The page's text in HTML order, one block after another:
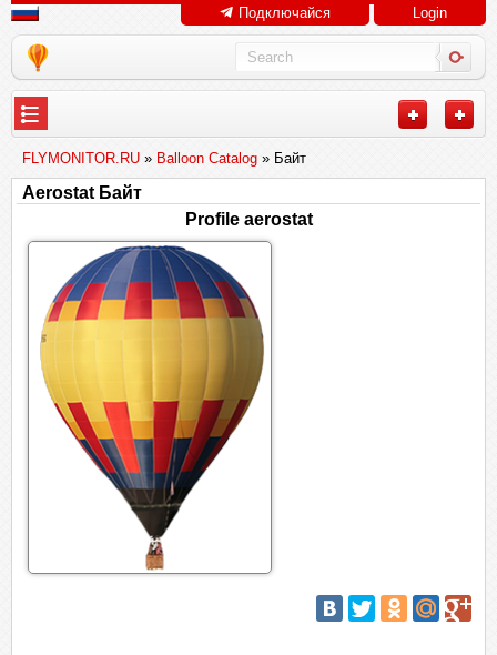
Подключайся Login
FLYMONITOR.RU » Balloon Catalog » Байт
Aerostat Байт
Profile aerostat